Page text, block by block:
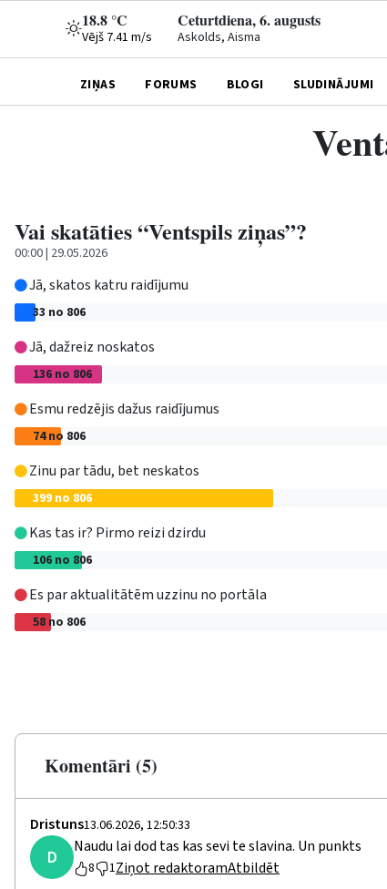
18.8 °C
Vējš 7.41 m/s
Ceturtdiena, 6. augusts
Askolds, Aisma
ZIŅAS FORUMS BLOGI SLUDINĀJUMI
Vai skatāties “Ventspils ziņas”?
00:00 | 29.05.2026
Jā, skatos katru raidījumu
33 no 806
Jā, dažreiz noskatos
136 no 806
Esmu redzējis dažus raidījumus
74 no 806
Zinu par tādu, bet neskatos
399 no 806
Kas tas ir? Pirmo reizi dzirdu
106 no 806
Es par aktualitātēm uzzinu no portāla
58 no 806
Komentāri (5)
Dristuns13.06.2026, 12:50:33
D Naudu lai dod tas kas sevi te slavina. Un punkts
8 1Ziņot redaktoramAtbildēt